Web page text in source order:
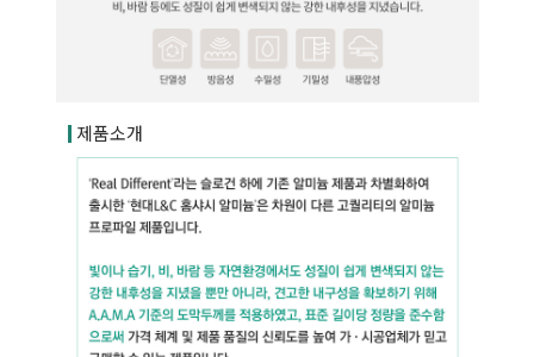
제품소개